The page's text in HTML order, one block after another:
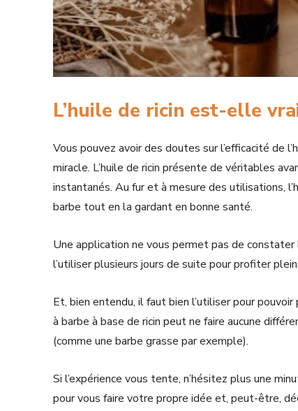
L’huile de ricin est-elle
Vous pouvez avoir des doutes sur l’efficacité de
miracle. L’huile de ricin présente de véritables
instantanés. Au fur et à mesure des utilisations,
barbe tout en la gardant en bonne santé.
Une application ne vous permet pas de
l’utiliser plusieurs jours de suite pour profiter
Et, bien entendu, il faut bien l’utiliser pour
à barbe à base de ricin peut ne faire aucune
(comme une barbe grasse par exemple).
Si l’expérience vous tente, n’hésitez plus une
pour vous faire votre propre idée et, peut-être,